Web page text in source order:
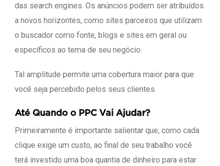
das search engines. Os anúncios podem ser atribuídos
a novos horizontes, como sites parceiros que utilizam
o buscador como fonte, blogs e sites em geral ou
específicos ao tema de seu negócio.
Tal amplitude permite uma cobertura maior para que
você seja percebido pelos seus clientes.
Até Quando o PPC Vai Ajudar?
Primeiramente é importante salientar que, como cada
clique exige um custo, ao final de seu trabalho você
terá investido uma boa quantia de dinheiro para estar